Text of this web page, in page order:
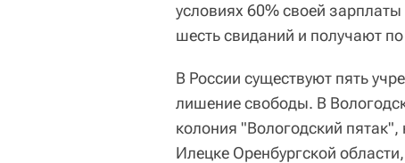
условиях 60% своей
шесть свиданий и получают
В России существуют пять
лишение свободы. В
колония "Вологодский
Илецке Оренбургской